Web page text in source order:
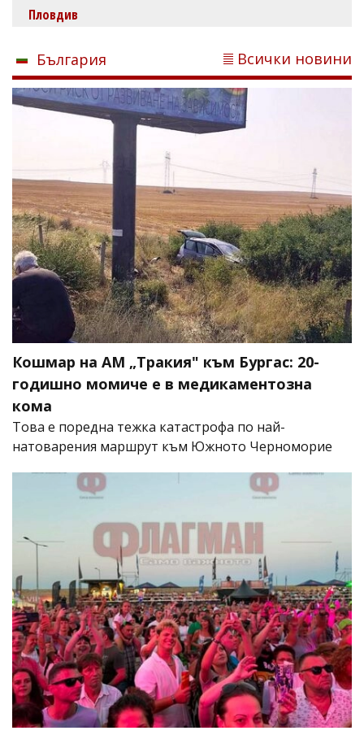
Пловдив
България Всички новини
Кошмар на АМ „Тракия" към Бургас: 20-
годишно момиче е в медикаментозна
кома
Това е поредна тежка катастрофа по най-
натоварения маршрут към Южното Черноморие